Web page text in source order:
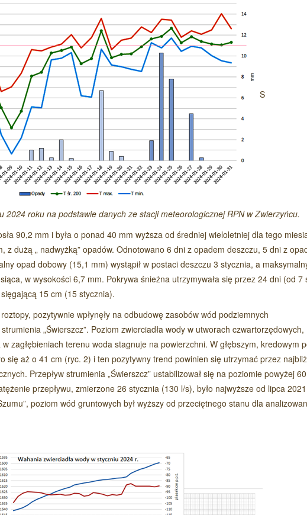
S
2024 roku na podstawie danych ze stacji meteorologicznej RPN w Zwierzyńcu.
90,2 mm i była o ponad 40 mm wyższa od średniej wieloletniej dla tego
z dużą „ nadwyżką” opadów. Odnotowano 6 dni z opadem deszczu, 5 dni z
opad dobowy (15,1 mm) wystąpił w postaci deszczu 3 stycznia, a
w wysokości 6,7 mm. Pokrywa śnieżna utrzymywała się przez 24 dni (od 7
15 cm (15 stycznia).
pozytywnie wpłynęły na odbudowę zasobów wód podziemnych
„Świerszcz”. Poziom zwierciadła wody w utworach czwartorzędowych,
zagłębieniach terenu woda stagnuje na powierzchni. W głębszym, kredowym
się aż o 41 cm (ryc. 2) i ten pozytywny trend powinien się utrzymać przez
Przepływ strumienia „Świerszcz” ustabilizował się na poziomie powyżej
przepływu, zmierzone 26 stycznia (130 l/s), było najwyższe od lipca
poziom wód gruntowych był wyższy od przeciętnego stanu dla
Czytaj